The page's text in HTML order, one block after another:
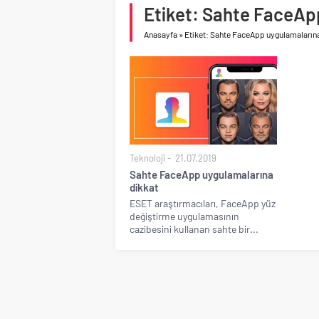
Birleşik Arap
İV Kandilli’de yaşam
Etiket: Sahte
Anasayfa » Etiket: Sahte FaceApp
Teknoloji 21.07.2019
Sahte FaceApp uygulamalarına
dikkat
ESET araştırmacıları, FaceApp yüz
değiştirme uygulamasının
cazibesini kullanan sahte bir...